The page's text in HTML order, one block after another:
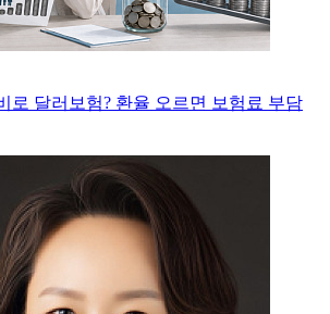
로 달러보험? 환율 오르면 보험료 부담